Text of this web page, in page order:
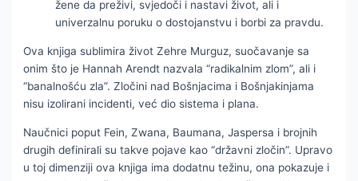
žene da preživi, svjedoči i nastavi život, ali i
univerzalnu poruku o dostojanstvu i borbi za pravdu.
Ova knjiga sublimira život Zehre Murguz, suočavanje sa
onim što je Hannah Arendt nazvala “radikalnim zlom”, ali i
“banalnošću zla”. Zločini nad Bošnjacima i Bošnjakinjama
nisu izolirani incidenti, već dio sistema i plana.
Naučnici poput Fein, Zwana, Baumana, Jaspersa i brojnih
drugih definirali su takve pojave kao “državni zločin”. Upravo
u toj dimenziji ova knjiga ima dodatnu težinu, ona pokazuje i